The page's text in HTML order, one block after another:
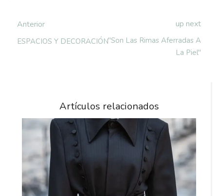
Anterior
ESPACIOS Y DECORACIÓN
up next
"Son Las Rimas Aferradas A
La Piel"
Artículos relacionados